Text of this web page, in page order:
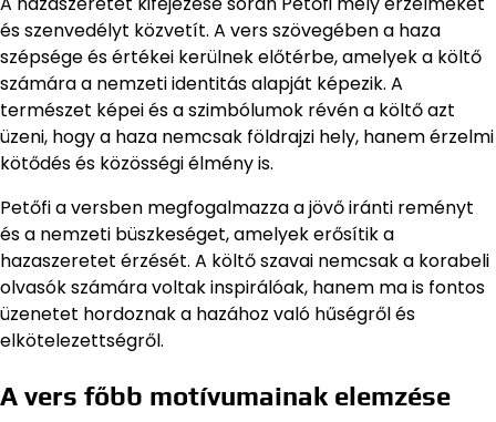
és szenvedélyt közvetít. A vers szövegében a haza
szépsége és értékei kerülnek előtérbe, amelyek a költő
számára a nemzeti identitás alapját képezik. A
természet képei és a szimbólumok révén a költő azt
üzeni, hogy a haza nemcsak földrajzi hely, hanem érzelmi
kötődés és közösségi élmény is.
Petőfi a versben megfogalmazza a jövő iránti reményt
és a nemzeti büszkeséget, amelyek erősítik a
hazaszeretet érzését. A költő szavai nemcsak a korabeli
olvasók számára voltak inspirálóak, hanem ma is fontos
üzenetet hordoznak a hazához való hűségről és
elkötelezettségről.
A vers főbb motívumainak elemzése